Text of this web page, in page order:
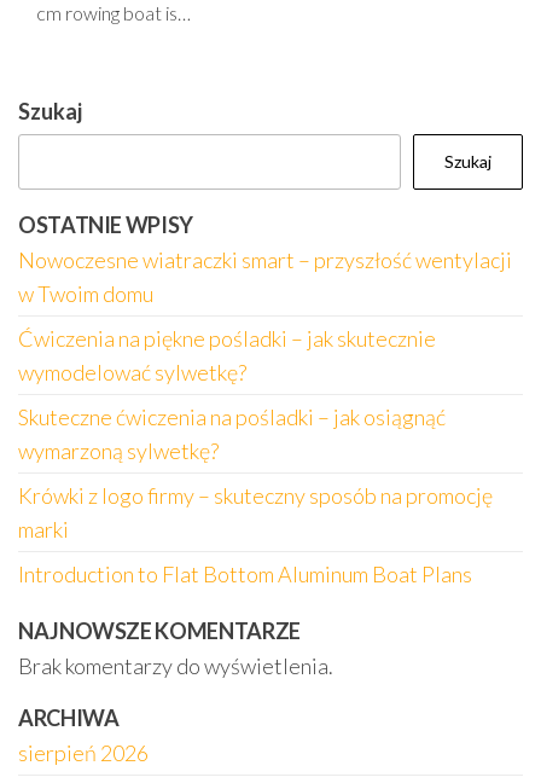
cm rowing boat is…
Szukaj
Szukaj
OSTATNIE WPISY
Nowoczesne wiatraczki smart – przyszłość wentylacji
w Twoim domu
Ćwiczenia na piękne pośladki – jak skutecznie
wymodelować sylwetkę?
Skuteczne ćwiczenia na pośladki – jak osiągnąć
wymarzoną sylwetkę?
Krówki z logo firmy – skuteczny sposób na promocję
marki
Introduction to Flat Bottom Aluminum Boat Plans
NAJNOWSZE KOMENTARZE
Brak komentarzy do wyświetlenia.
ARCHIWA
sierpień 2026